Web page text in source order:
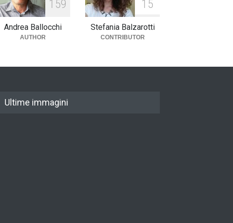
1 59
Andrea Ballocchi
AUTHOR
1 5
Stefania Balzarotti
CONTRIBUTOR
Ultime immagini